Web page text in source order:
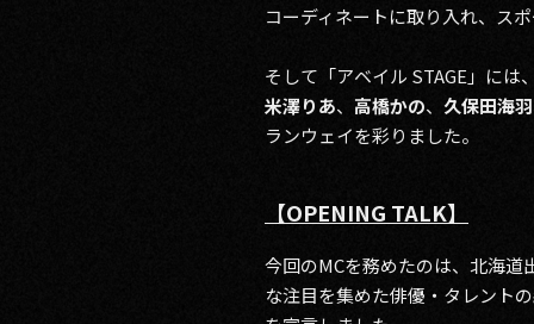
コーディネートに取り入れ、ス
そして「アベイル STAGE」に
米澤りあ、 高橋かの、 久保田海羽
ランウェイを彩りました。
【OPENING TALK】
今回のMCを務めたのは、北海道
な注目を集めた俳優・タレントの